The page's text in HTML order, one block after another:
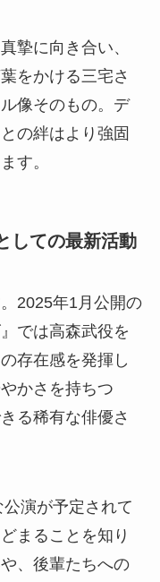
摯に向き合い、
をかける三宅さ
像そのもの。デ
の絆はより強固
す。
しての最新活動
2025年1月公開の
では高森武役を
存在感を発揮し
かさを持ちつ
る稀有な俳優さ
演が予定されて
まることを知り
、後輩たちへの